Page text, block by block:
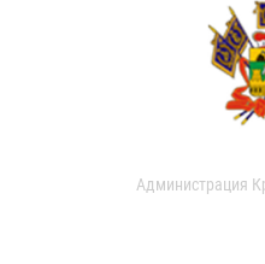
Администрация